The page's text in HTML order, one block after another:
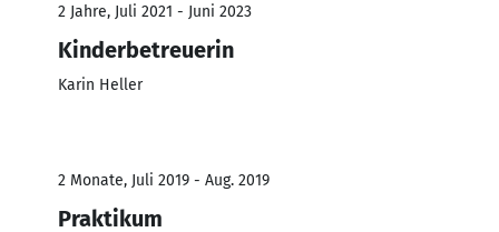
2 Jahre, Juli 2021 - Juni 2023
Kinderbetreuerin
Karin Heller
2 Monate, Juli 2019 - Aug. 2019
Praktikum